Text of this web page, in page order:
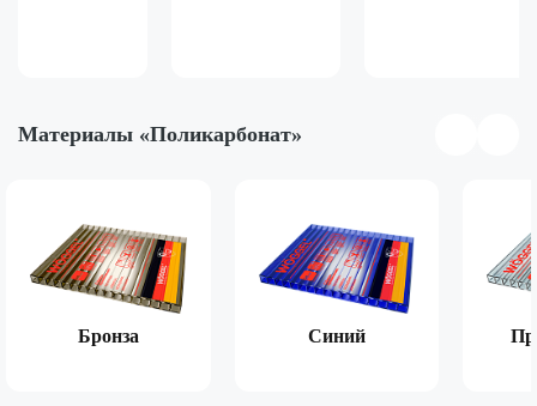
Материалы «Поликарбонат»
Бронза Синий